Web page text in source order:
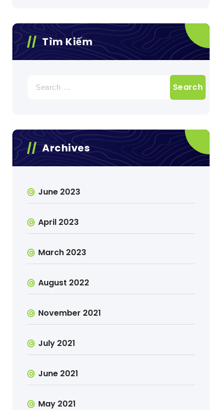
Tìm Kiếm
for:
Archives
June 2023
April 2023
March 2023
August 2022
November 2021
July 2021
June 2021
May 2021